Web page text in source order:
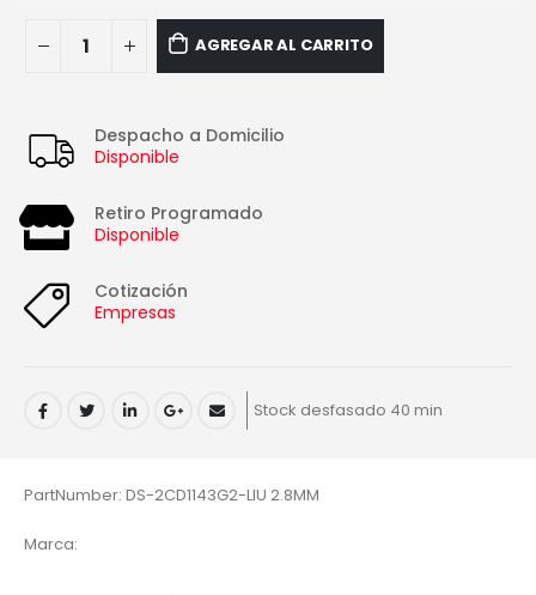
AGREGAR AL CARRITO
Despacho a Domicilio
Disponible
Retiro Programado
Disponible
Cotización
Empresas
Stock desfasado 40 min
PartNumber: DS-2CD1143G2-LIU 2.8MM
Marca: